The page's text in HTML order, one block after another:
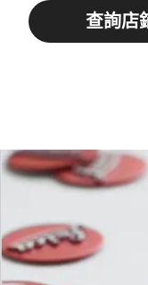
滤镜卡口/遮
光罩
鏡頭長度
最大直徑
查詢店